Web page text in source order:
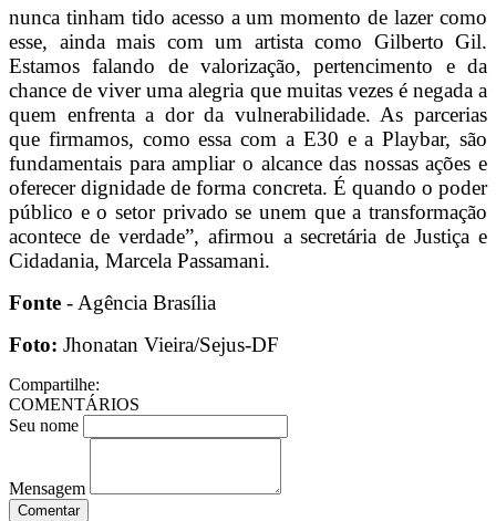
nunca tinham tido acesso a um momento de lazer como
esse, ainda mais com um artista como Gilberto Gil.
Estamos falando de valorização, pertencimento e da
chance de viver uma alegria que muitas vezes é negada a
quem enfrenta a dor da vulnerabilidade. As parcerias
que firmamos, como essa com a E30 e a Playbar, são
fundamentais para ampliar o alcance das nossas ações e
oferecer dignidade de forma concreta. É quando o poder
público e o setor privado se unem que a transformação
acontece de verdade”, afirmou a secretária de Justiça e
Cidadania, Marcela Passamani.
Fonte - Agência Brasília
Foto: Jhonatan Vieira/Sejus-DF
Compartilhe:
COMENTÁRIOS
Seu nome
Mensagem
Comentar